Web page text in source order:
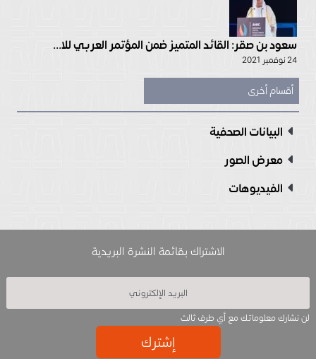
سعود بن صقر: القائد المتميز ضمن المؤتمر العربي للا...
24 نوفمبر 2021
أقسام أخرى
البيانات الصحفية
معرض الصور
الفيديوهات
الاشتراك بقائمة النشرة البريدية
لن نشارك معلوماتك مع أي طرف ثالث
إشترك